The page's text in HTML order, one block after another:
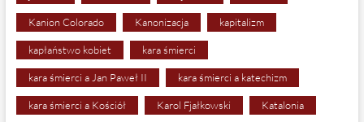
Kanion Colorado Kanonizacja kapitalizm
kapłaństwo kobiet kara śmierci
kara śmierci a Jan Paweł II kara śmierci a katechizm
kara śmierci a Kościół Karol Fjałkowski Katalonia